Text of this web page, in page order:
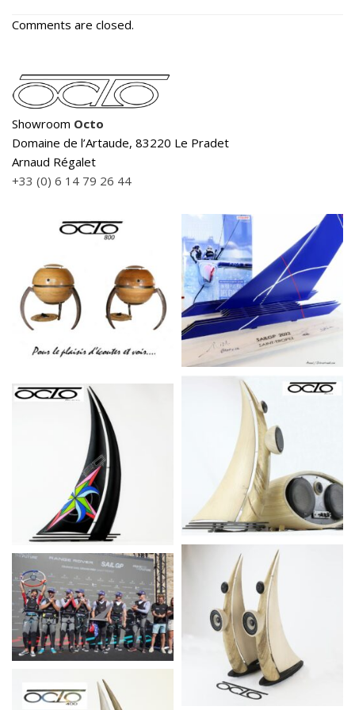
Comments are closed.
Showroom Octo
Domaine de l’Artaude, 83220 Le Pradet
Arnaud Régalet
+33 (0) 6 14 79 26 44